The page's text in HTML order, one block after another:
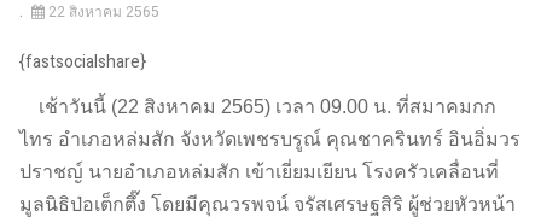
22 สิงหาคม 2565
{fastsocialshare}
เช้าวันนี้ (22 สิงหาคม 2565) เวลา 09.00 น. ที่สมาคมกก
ไทร อำเภอหล่มสัก จังหวัดเพชรบรูณ์ คุณชาครินทร์ อินอิ่มวร
ปราชญ์ นายอำเภอหล่มสัก เข้าเยี่ยมเยียน โรงครัวเคลื่อนที่
มูลนิธิป่อเต็กตึ๊ง โดยมีคุณวรพจน์ จรัสเศรษฐสิริ ผู้ช่วยหัวหน้า